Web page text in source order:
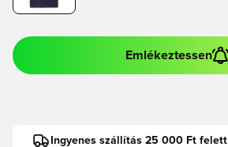
Emlékeztessen
Ingyenes szállítás 25 000 Ft felett